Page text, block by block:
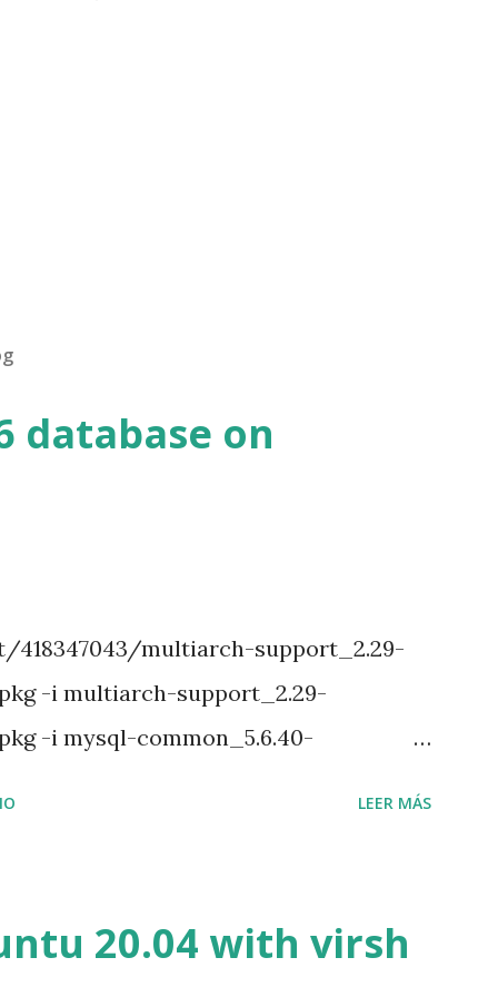
database on
multiarch-support_2.29-
-i multiarch-support_2.29-
-i mysql-common_5.6.40-
sudo dpkg -i mysql-community-
LEER MÁS
20.04 with virsh